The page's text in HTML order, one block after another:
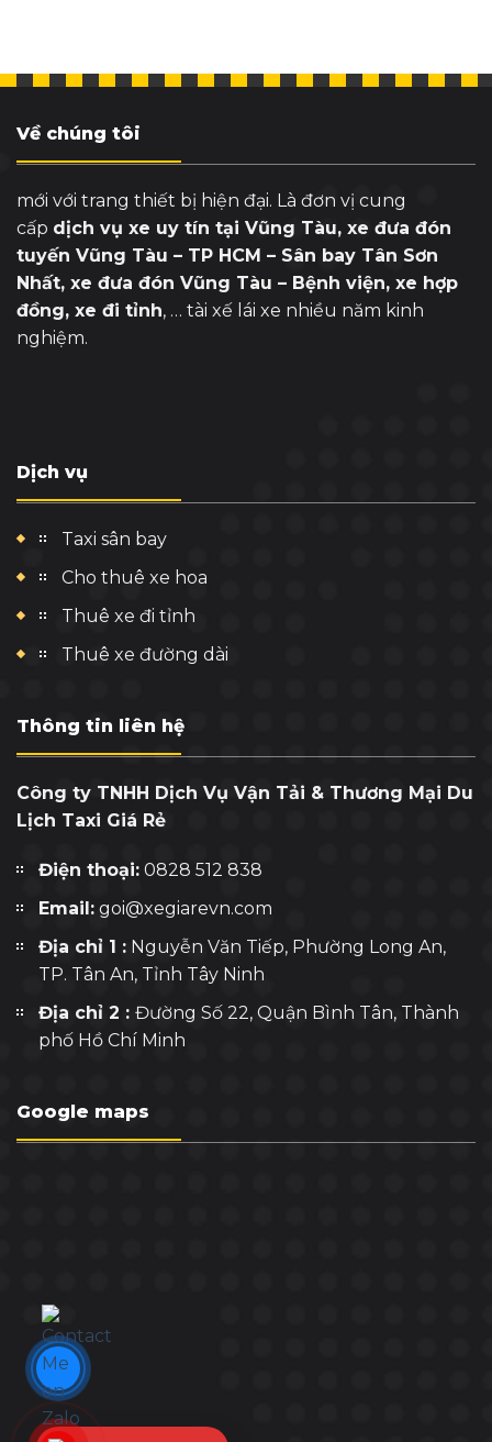
Về chúng tôi
mới với trang thiết bị hiện đại. Là đơn vị cung
cấp dịch vụ xe uy tín tại Vũng Tàu, xe đưa đón
tuyến Vũng Tàu – TP HCM – Sân bay Tân Sơn
Nhất, xe đưa đón Vũng Tàu – Bệnh viện, xe hợp
đồng, xe đi tỉnh, … tài xế lái xe nhiều năm kinh
nghiệm.
Dịch vụ
Taxi sân bay
Cho thuê xe hoa
Thuê xe đi tỉnh
Thuê xe đường dài
Thông tin liên hệ
Công ty TNHH Dịch Vụ Vận Tải & Thương Mại Du
Lịch Taxi Giá Rẻ
Điện thoại: 0828 512 838
Email: goi@xegiarevn.com
Địa chỉ 1 : Nguyễn Văn Tiếp, Phường Long An,
TP. Tân An, Tỉnh Tây Ninh
Địa chỉ 2 : Đường Số 22, Quận Bình Tân, Thành
phố Hồ Chí Minh
Google maps